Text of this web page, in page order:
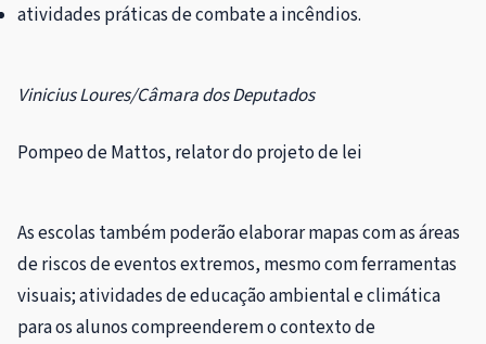
atividades práticas de combate a incêndios.
Vinicius Loures/Câmara dos Deputados
Pompeo de Mattos, relator do projeto de lei
As escolas também poderão elaborar mapas com as áreas
de riscos de eventos extremos, mesmo com ferramentas
visuais; atividades de educação ambiental e climática
para os alunos compreenderem o contexto de